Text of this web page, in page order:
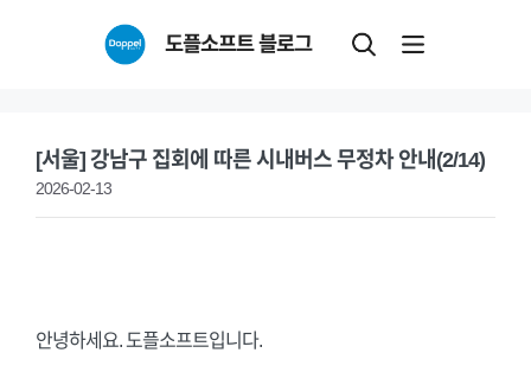
도플소프트 블로그
[서울] 강남구 집회에 따른 시내버스 무정차 안내(2/14)
2026-02-13
안녕하세요. 도플소프트입니다.